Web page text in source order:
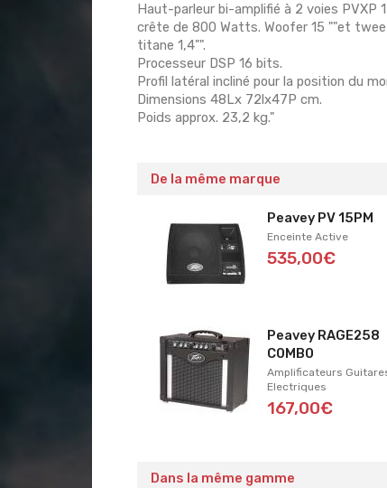
Haut-parleur bi-amplifié à 2 voies PVXP
crête de 800 Watts. Woofer 15 ""et
titane 1,4"".
Processeur DSP 16 bits.
Profil latéral incliné pour la position du
Dimensions 48Lx 72lx47P cm.
Poids approx. 23,2 kg."
De la même marque
Peavey PV 15PM
Enceinte Active
535,00€
Peavey RAGE258
COMBO
Amplificateurs
Electriques
167,00€
Dans la même gamme